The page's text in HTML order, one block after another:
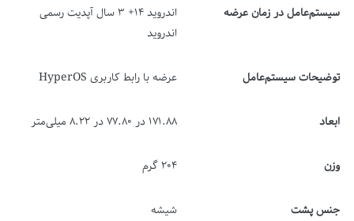
سیستم‌عامل در زمان عرضه
اندروید 14+ 3 سال آپدیت رسمی
اندروید
توضیحات سیستم‌عامل عرضه با رابط کاربری HyperOS
ابعاد 171.88 در 77.80 در 8.22 میلی‌متر
وزن 204 گرم
جنس پشت شیشه